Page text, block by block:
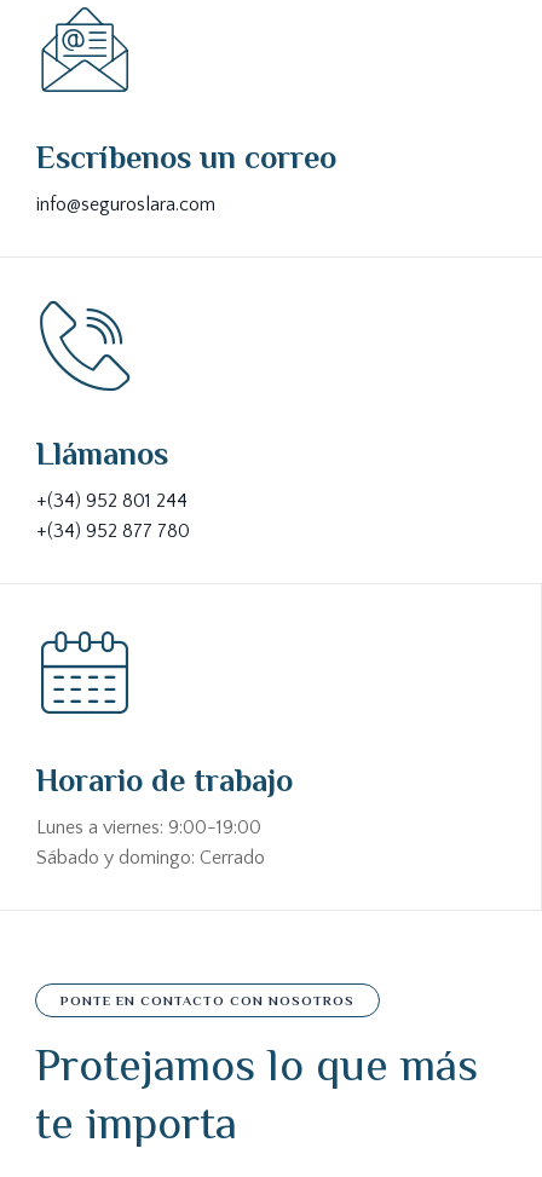
Escríbenos un correo
info@seguroslara.com
Llámanos
+(34) 952 801 244
+(34) 952 877 780
Horario de trabajo
Lunes a viernes: 9:00-19:00
Sábado y domingo: Cerrado
PONTE EN CONTACTO CON NOSOTROS
Protejamos lo que más
te importa